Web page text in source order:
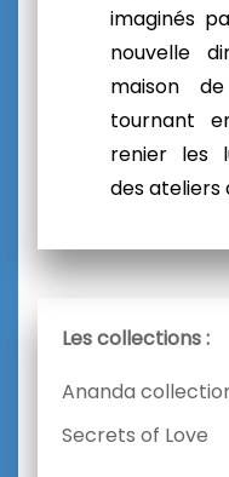
imaginés
nouvelle
maison
tournant
renier les
des ateliers
Les collections :
Ananda
Secrets of Love